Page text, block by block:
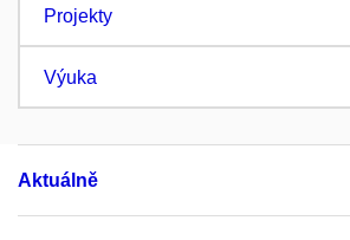
Projekty
Výuka
Aktuálně